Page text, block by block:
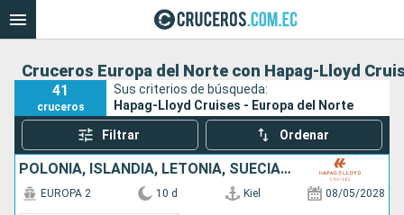
Cruceros Europa del Norte con Hapag-Lloyd
41
cruceros
Sus criterios de búsqueda:
Hapag-Lloyd Cruises - Europa del Norte
Filtrar Ordenar
POLONIA, ISLANDIA, LETONIA, SUECIA, DINAMARCA, ALEMANIA
EUROPA 2 10 d Kiel 08/05/2028